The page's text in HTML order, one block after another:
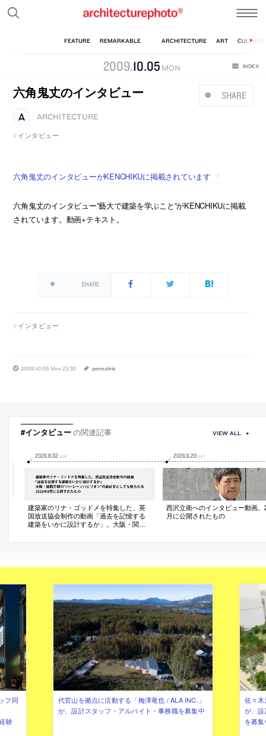
2009.10.05 MON
SHARE
六角鬼丈のインタビュー
ARCHITECTURE
インタビュー
六角鬼丈のインタビューがKENCHIKUに掲載されています
六角鬼丈のインタビュー”藝大で建築を学ぶこと”がKENCHIKUに掲載
されています。動画+テキスト。
SHARE
インタビュー
2009.10.05 Mon 23:30 permalink
#インタビューの関連記事
2026.8.02 SUN
建築家のリナ・ゴッドメを特集した、英
国放送協会制作の動画「過去を記憶する
建築をいかに設計するか」。大阪・関西
しても知られる。2026年8月に公開された
2026.6.20 SAT
西沢立衛へのインタビュー動画。
月に公開されたもの
VIEW ALL
フ同
験
代官山を拠点に活動する「梅澤竜也 / ALA INC.」
が、設計スタッフ・アルバイト・事務職を募集中
佐々
が、
を募